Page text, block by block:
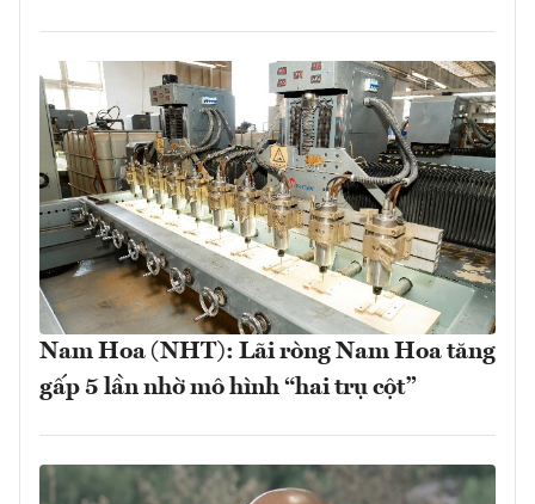
Nam Hoa (NHT): Lãi ròng Nam Hoa tăng
gấp 5 lần nhờ mô hình “hai trụ cột”